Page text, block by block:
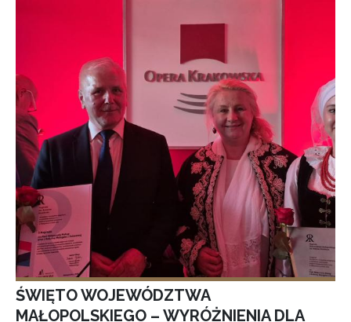
ŚWIĘTO WOJEWÓDZTWA
MAŁOPOLSKIEGO – WYRÓŻNIENIA DLA